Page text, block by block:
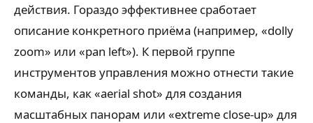
действия. Гораздо эффективнее сработает
описание конкретного приёма (например, «dolly
zoom» или «pan left»). К первой группе
инструментов управления можно отнести такие
команды, как «aerial shot» для создания
масштабных панорам или «extreme close-up» для